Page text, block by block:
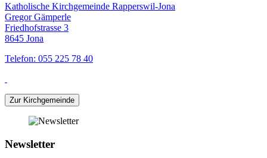
Katholische Kirchgemeinde Rapperswil-Jona
Gregor Gämperle
Friedhofstrasse 3
8645 Jona
Telefon: 055 225 78 40
Zur Kirchgemeinde
Newsletter